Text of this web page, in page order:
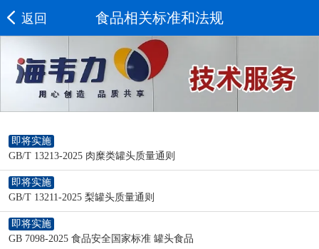
返回 食品相关标准和法规
即将实施
GB/T 13213-2025 肉糜类罐头质量通则
即将实施
GB/T 13211-2025 梨罐头质量通则
即将实施
GB 7098-2025 食品安全国家标准 罐头食品